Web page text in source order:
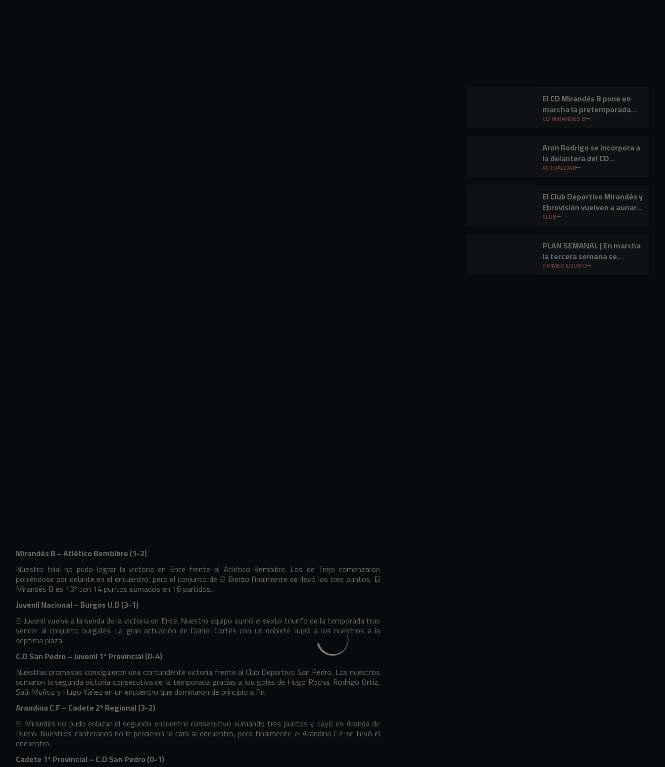
Mirandés B – Atlético Bembibre (1-2)
Nuestro filial no pudo lograr la victoria en Ence frente al Atlético Bembibre. Los de Trejo comenzaron
poniéndose por delante en el encuentro, pero el conjunto de El Bierzo finalmente se llevó los tres puntos. El
Mirandés B es 13º con 14 puntos sumados en 16 partidos.
Juvenil Nacional – Burgos U.D (3-1)
El Juvenil vuelve a la senda de la victoria en Ence. Nuestro equipo sumó el sexto triunfo de la temporada tras
vencer al conjunto burgalés. La gran actuación de Daniel Cortés con un doblete aupó a los nuestros a la
séptima plaza.
C.D San Pedro – Juvenil 1ª Provincial (0-4)
Nuestras promesas consiguieron una contundente victoria frente al Club Deportivo San Pedro. Los nuestros
sumaron la segunda victoria consecutiva de la temporada gracias a los goles de Hugo Rocha, Rodrigo Ortiz,
Saúl Muñoz y Hugo Yáñez en un encuentro que dominaron de principio a fin.
Arandina C.F – Cadete 2ª Regional (3-2)
El Mirandés no pudo enlazar el segundo encuentro consecutivo sumando tres puntos y cayó en Aranda de
Duero. Nuestros canteranos no le perdieron la cara al encuentro, pero finalmente el Arandina C.F se llevó el
encuentro.
Cadete 1ª Provincial – C.D San Pedro (0-1)
El CD Mirandés B pone en
marcha la pretemporada
2026/27
CD MIRANDÉS B
Aron Rodrigo se incorpora a
la delantera del CD
Mirandés
ACTUALIDAD
El Club Deportivo Mirandés y
Ebrovisión vuelven a aunar
fútbol y música en Miranda
CLUB
PLAN SEMANAL | En marcha
la tercera semana se
preparación
PRIMER EQUIPO